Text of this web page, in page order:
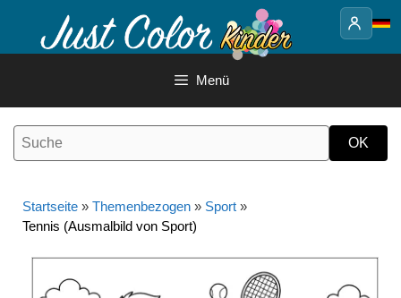
Inhalt
Menü
Startseite » Themenbezogen » Sport »
Tennis (Ausmalbild von Sport)